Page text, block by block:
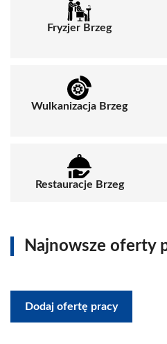
Fryzjer Brzeg
Wulkanizacja Brzeg
Restauracje Brzeg
Najnowsze oferty
Dodaj ofertę pracy